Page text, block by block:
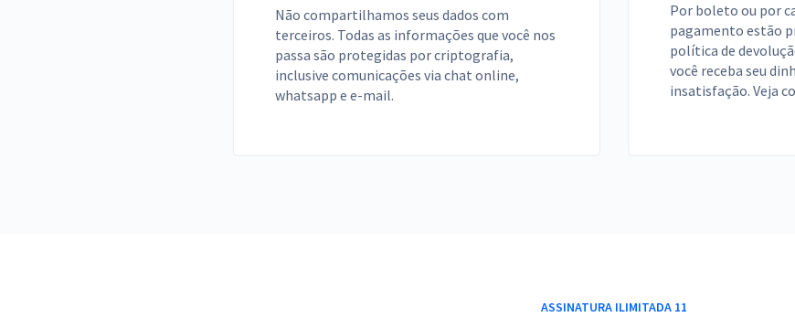
Não compartilhamos seus dados com
terceiros. Todas as informações que você nos
passa são protegidas por criptografia,
inclusive comunicações via chat online,
whatsapp e e-mail.
Por boleto ou por
pagamento estão
política de
você receba seu
insatisfação. Veja
ASSINATURA ILIMITADA 11